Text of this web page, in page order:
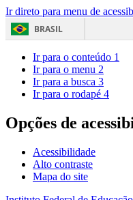
Ir direto para menu de
BRASIL
Ir para o conteúdo 1
Ir para o menu 2
Ir para a busca 3
Ir para o rodapé 4
Opções de
Acessibilidade
Alto contraste
Mapa do site